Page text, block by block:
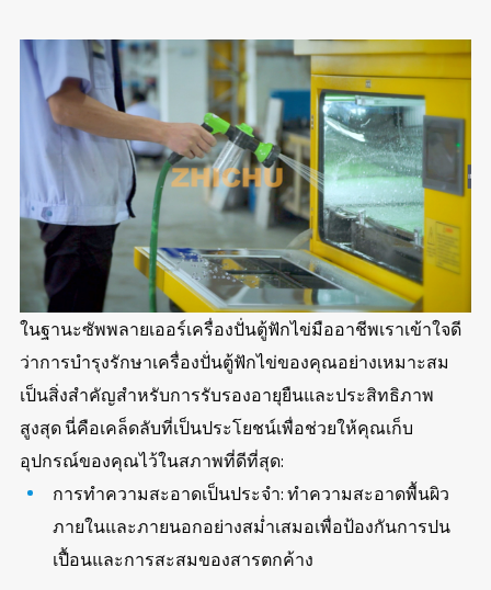
ในฐานะซัพพลายเออร์เครื่องปั่นตู้ฟักไข่มืออาชีพเราเข้าใจดี
ว่าการบำรุงรักษาเครื่องปั่นตู้ฟักไข่ของคุณอย่างเหมาะสม
เป็นสิ่งสำคัญสำหรับการรับรองอายุยืนและประสิทธิภาพ
สูงสุด นี่คือเคล็ดลับที่เป็นประโยชน์เพื่อช่วยให้คุณเก็บ
อุปกรณ์ของคุณไว้ในสภาพที่ดีที่สุด:
การทำความสะอาดเป็นประจำ: ทำความสะอาดพื้นผิว
ภายในและภายนอกอย่างสม่ำเสมอเพื่อป้องกันการปน
เปื้อนและการสะสมของสารตกค้าง